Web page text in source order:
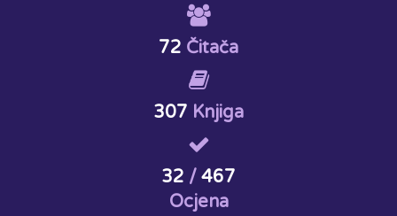
72 Čitača
307 Knjiga
32 / 467
Ocjena